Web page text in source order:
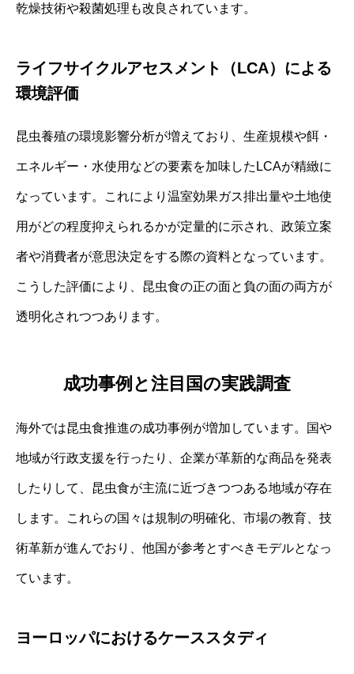
乾燥技術や殺菌処理も改良されています。
ライフサイクルアセスメント（LCA）による
環境評価
昆虫養殖の環境影響分析が増えており、生産規模や餌・
エネルギー・水使用などの要素を加味したLCAが精緻に
なっています。これにより温室効果ガス排出量や土地使
用がどの程度抑えられるかが定量的に示され、政策立案
者や消費者が意思決定をする際の資料となっています。
こうした評価により、昆虫食の正の面と負の面の両方が
透明化されつつあります。
成功事例と注目国の実践調査
海外では昆虫食推進の成功事例が増加しています。国や
地域が行政支援を行ったり、企業が革新的な商品を発表
したりして、昆虫食が主流に近づきつつある地域が存在
します。これらの国々は規制の明確化、市場の教育、技
術革新が進んでおり、他国が参考とすべきモデルとなっ
ています。
ヨーロッパにおけるケーススタディ